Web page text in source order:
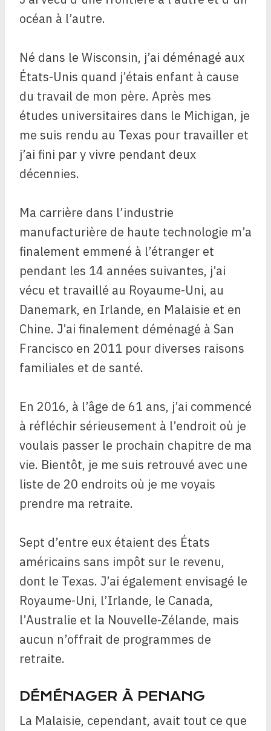
océan à l’autre.
Né dans le Wisconsin, j’ai déménagé aux
États-Unis quand j’étais enfant à cause
du travail de mon père. Après mes
études universitaires dans le Michigan, je
me suis rendu au Texas pour travailler et
j’ai fini par y vivre pendant deux
décennies.
Ma carrière dans l’industrie
manufacturière de haute technologie m’a
finalement emmené à l’étranger et
pendant les 14 années suivantes, j’ai
vécu et travaillé au Royaume-Uni, au
Danemark, en Irlande, en Malaisie et en
Chine. J’ai finalement déménagé à San
Francisco en 2011 pour diverses raisons
familiales et de santé.
En 2016, à l’âge de 61 ans, j’ai commencé
à réfléchir sérieusement à l’endroit où je
voulais passer le prochain chapitre de ma
vie. Bientôt, je me suis retrouvé avec une
liste de 20 endroits où je me voyais
prendre ma retraite.
Sept d’entre eux étaient des États
américains sans impôt sur le revenu,
dont le Texas. J’ai également envisagé le
Royaume-Uni, l’Irlande, le Canada,
l’Australie et la Nouvelle-Zélande, mais
aucun n’offrait de programmes de
retraite.
DÉMÉNAGER À PENANG
La Malaisie, cependant, avait tout ce que